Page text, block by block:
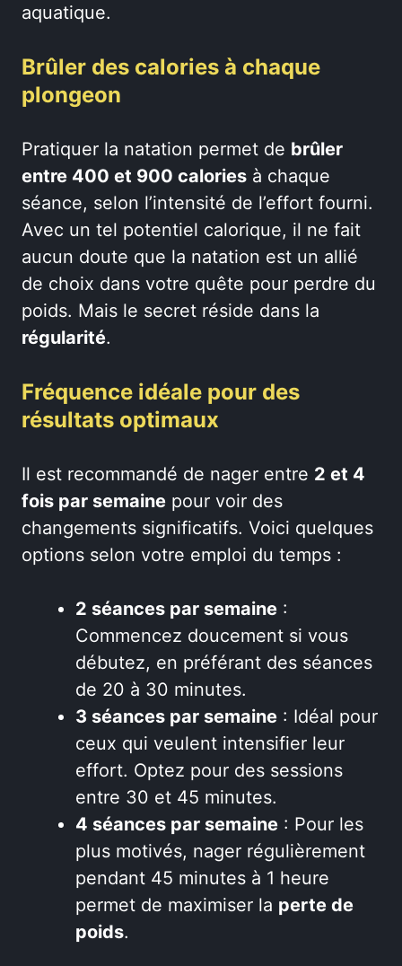
aquatique.
Brûler des calories à chaque
plongeon
Pratiquer la natation permet de brûler
entre 400 et 900 calories à chaque
séance, selon l’intensité de l’effort fourni.
Avec un tel potentiel calorique, il ne fait
aucun doute que la natation est un allié
de choix dans votre quête pour perdre du
poids. Mais le secret réside dans la
régularité.
Fréquence idéale pour des
résultats optimaux
Il est recommandé de nager entre 2 et 4
fois par semaine pour voir des
changements significatifs. Voici quelques
options selon votre emploi du temps :
2 séances par semaine :
Commencez doucement si vous
débutez, en préférant des séances
de 20 à 30 minutes.
3 séances par semaine : Idéal pour
ceux qui veulent intensifier leur
effort. Optez pour des sessions
entre 30 et 45 minutes.
4 séances par semaine : Pour les
plus motivés, nager régulièrement
pendant 45 minutes à 1 heure
permet de maximiser la perte de
poids.